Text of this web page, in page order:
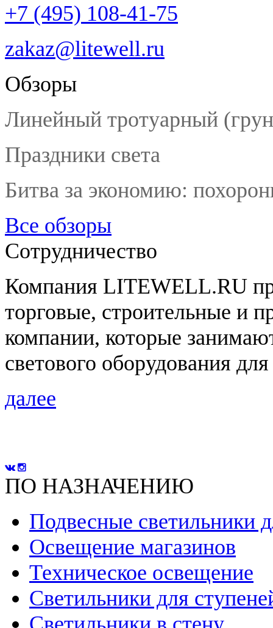
+7 (495) 108-41-75
zakaz@litewell.ru
Обзоры
Линейный тротуарный
Праздники света
Битва за экономию:
Все обзоры
Сотрудничество
Компания LITEWELL.RU
торговые, строительные и
компании, которые
светового оборудования
далее
ПО НАЗНАЧЕНИЮ
Подвесные светильники
Освещение магазинов
Техническое освещение
Светильники для